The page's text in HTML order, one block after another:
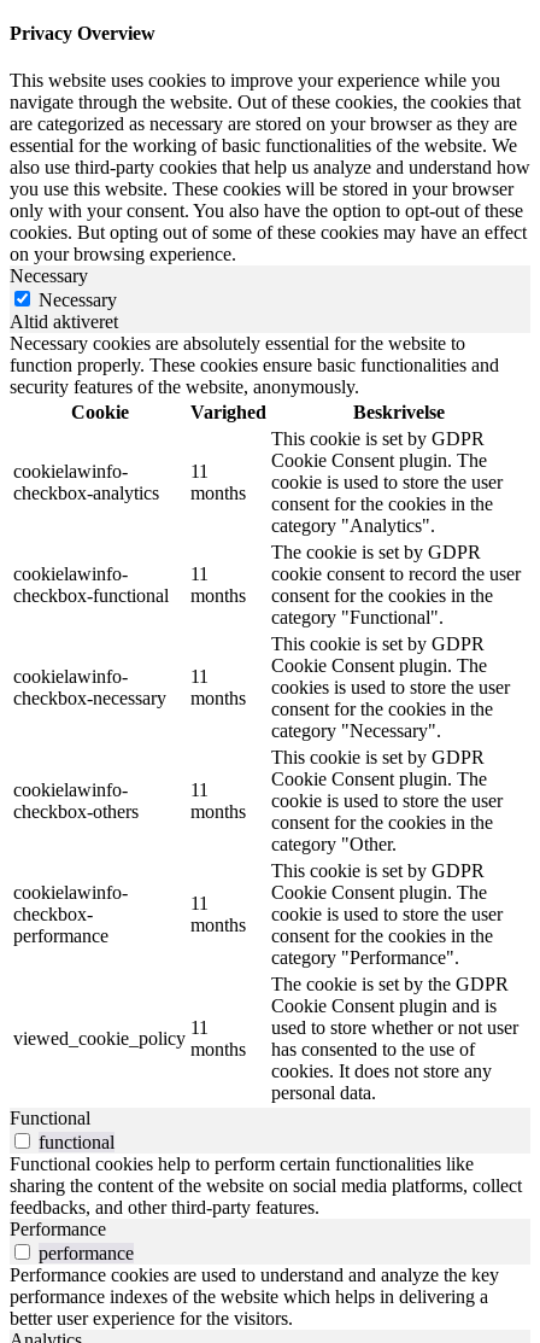
Privacy Overview
This website uses cookies to improve your experience while you
navigate through the website. Out of these cookies, the cookies that
are categorized as necessary are stored on your browser as they are
essential for the working of basic functionalities of the website. We
also use third-party cookies that help us analyze and understand how
you use this website. These cookies will be stored in your browser
only with your consent. You also have the option to opt-out of these
cookies. But opting out of some of these cookies may have an effect
on your browsing experience.
Necessary
Necessary
Altid aktiveret
Necessary cookies are absolutely essential for the website to
function properly. These cookies ensure basic functionalities and
security features of the website, anonymously.
Cookie
Varighed Beskrivelse
cookielawinfo-
checkbox-analytics
11
months
This cookie is set by GDPR
Cookie Consent plugin. The
cookie is used to store the user
consent for the cookies in the
category "Analytics".
cookielawinfo-
checkbox-functional
11
months
The cookie is set by GDPR
cookie consent to record the user
consent for the cookies in the
category "Functional".
cookielawinfo-
checkbox-necessary
11
months
This cookie is set by GDPR
Cookie Consent plugin. The
cookies is used to store the user
consent for the cookies in the
category "Necessary".
cookielawinfo-
checkbox-others
11
months
This cookie is set by GDPR
Cookie Consent plugin. The
cookie is used to store the user
consent for the cookies in the
category "Other.
cookielawinfo-
checkbox-
performance
11
months
This cookie is set by GDPR
Cookie Consent plugin. The
cookie is used to store the user
consent for the cookies in the
category "Performance".
viewed_cookie_policy
11
months
The cookie is set by the GDPR
Cookie Consent plugin and is
used to store whether or not user
has consented to the use of
cookies. It does not store any
personal data.
Functional
functional
Functional cookies help to perform certain functionalities like
sharing the content of the website on social media platforms, collect
feedbacks, and other third-party features.
Performance
performance
Performance cookies are used to understand and analyze the key
performance indexes of the website which helps in delivering a
better user experience for the visitors.